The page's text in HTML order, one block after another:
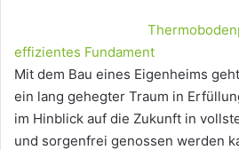
effizientes Fundament
Mit dem Bau eines Eigenheims
ein lang gehegter Traum in
im Hinblick auf die Zukunft in
und sorgenfrei genossen werden